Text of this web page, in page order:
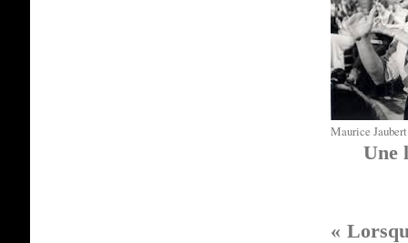
Maurice Jaubert
Une
«